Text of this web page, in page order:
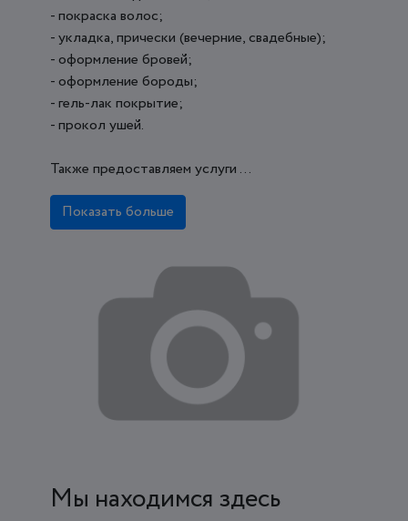
- покраска волос;
- укладка, прически (вечерние, свадебные);
- оформление бровей;
- оформление бороды;
- гель-лак покрытие;
- прокол ушей.
Также предоставляем услуги ...
Показать больше
Мы находимся здесь